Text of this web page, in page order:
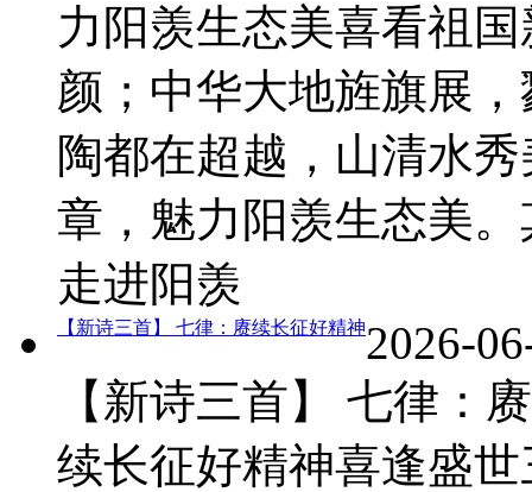
力阳羡生态美喜看祖
颜；中华大地旌旗展
陶都在超越，山清水
章，魅力阳羡生态美
走进阳羡
【新诗三首】 七律：赓续长征好精神2026-
【新诗三首】 七律：
续长征好精神喜逢盛